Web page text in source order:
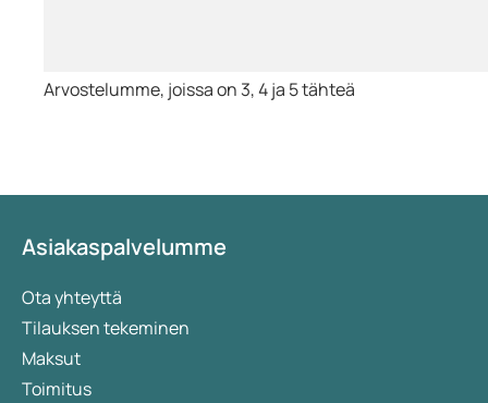
Arvostelumme, joissa on 3, 4 ja 5 tähteä
Asiakaspalvelumme
Ota yhteyttä
Tilauksen tekeminen
Maksut
Toimitus